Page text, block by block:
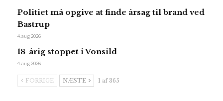
Politiet må opgive at finde årsag til brand ved
Bastrup
4. aug 2026
18-årig stoppet i Vonsild
4. aug 2026
FORRIGE NÆSTE 1 af 365